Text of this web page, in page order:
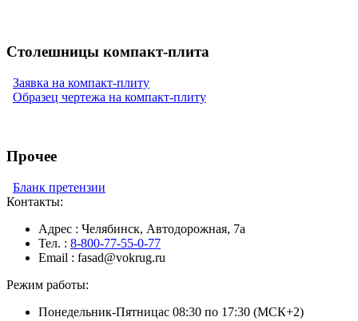
Cтолешницы компакт-плита
Заявка на компакт-плиту
Образец чертежа на компакт-плиту
Прочее
Бланк претензии
Контакты:
Адрес : Челябинск, Автодорожная, 7а
Тел. : 8-800-77-55-0-77
Email : fasad@vokrug.ru
Режим работы:
Понедельник-Пятницас 08:30 по 17:30 (МСК+2)